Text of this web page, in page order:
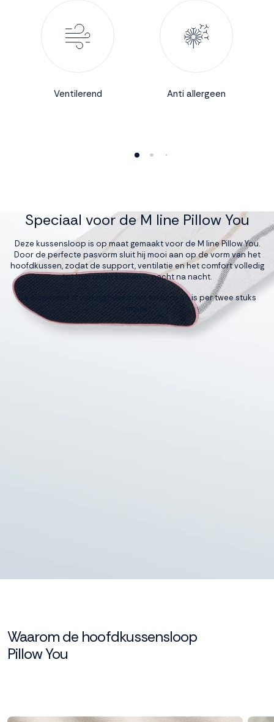
Ventilerend Anti allergeen
Speciaal voor de M line Pillow You
Deze kussensloop is op maat gemaakt voor de M line Pillow You.
Door de perfecte pasvorm sluit hij mooi aan op de vorm van het
hoofdkussen, zodat de support, ventilatie en het comfort volledig
tot hun recht komen — nacht na nacht.
De slopenset is verkrijgbaar in wit en ecru en is per twee stuks
verpakt.
Waarom de hoofdkussensloop
Pillow You